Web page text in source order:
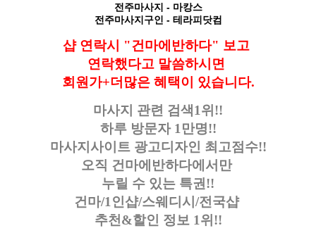
전주마사지 - 마캉스
전주마사지구인 - 테라피닷컴
샵 연락시 "건마에반하다" 보고
연락했다고 말씀하시면
회원가+더많은 혜택이 있습니다.
마사지 관련 검색1위!!
하루 방문자 1만명!!
마사지사이트 광고디자인 최고점수!!
오직 건마에반하다에서만
누릴 수 있는 특권!!
건마/1인샵/스웨디시/전국샵
추천&할인 정보 1위!!